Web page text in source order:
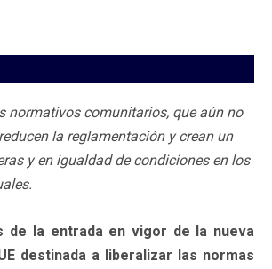
normativos comunitarios, que aún no
la reglamentación y crean un
y en igualdad de condiciones en los
de la entrada en vigor de la nueva
destinada a liberalizar las normas